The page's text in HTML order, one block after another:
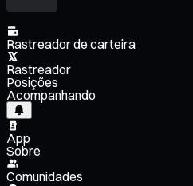
Rastreador de carteira
Rastreador
Posições
Acompanhando
App
Sobre
Comunidades